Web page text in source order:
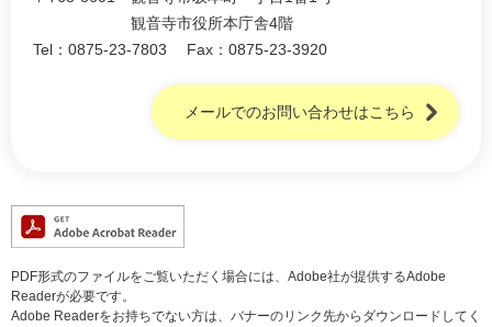
観音寺市役所本庁舎4階
Tel：0875-23-7803
Fax：0875-23-3920
メールでのお問い合わせはこちら
PDF形式のファイルをご覧いただく場合には、Adobe社が提供するAdobe
Readerが必要です。
Adobe Readerをお持ちでない方は、バナーのリンク先からダウンロードしてく